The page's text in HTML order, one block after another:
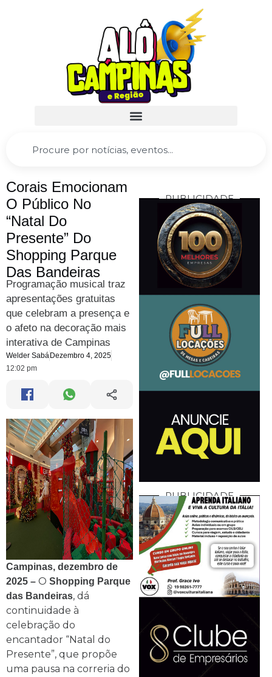
Corais Emocionam
O Público No
“Natal Do
Presente” Do
Shopping Parque
Das Bandeiras
Programação musical traz
apresentações gratuitas
que celebram a presença e
o afeto na decoração mais
interativa de Campinas
Welder Sabá Dezembro 4, 2025
12:02 pm
Campinas, dezembro de
2025 – O Shopping Parque
das Bandeiras, dá
continuidade à
celebração do
encantador “Natal do
Presente”, que propõe
uma pausa na correria do
PUBLICIDADE
PUBLICIDADE